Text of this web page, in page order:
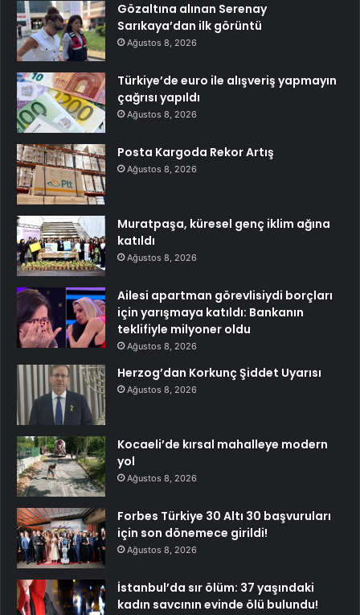
Gözaltına alınan Serenay
Sarıkaya’dan ilk görüntü
Ağustos 8, 2026
Türkiye’de euro ile alışveriş yapmayın
çağrısı yapıldı
Ağustos 8, 2026
Posta Kargoda Rekor Artış
Ağustos 8, 2026
Muratpaşa, küresel genç iklim ağına
katıldı
Ağustos 8, 2026
Ailesi apartman görevlisiydi borçları
için yarışmaya katıldı: Bankanın
teklifiyle milyoner oldu
Ağustos 8, 2026
Herzog’dan Korkunç Şiddet Uyarısı
Ağustos 8, 2026
Kocaeli’de kırsal mahalleye modern
yol
Ağustos 8, 2026
Forbes Türkiye 30 Altı 30 başvuruları
için son dönemece girildi!
Ağustos 8, 2026
İstanbul’da sır ölüm: 37 yaşındaki
kadın savcının evinde ölü bulundu!